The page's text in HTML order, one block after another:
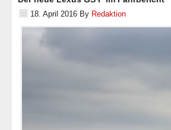
18. April 2016 By Redaktion